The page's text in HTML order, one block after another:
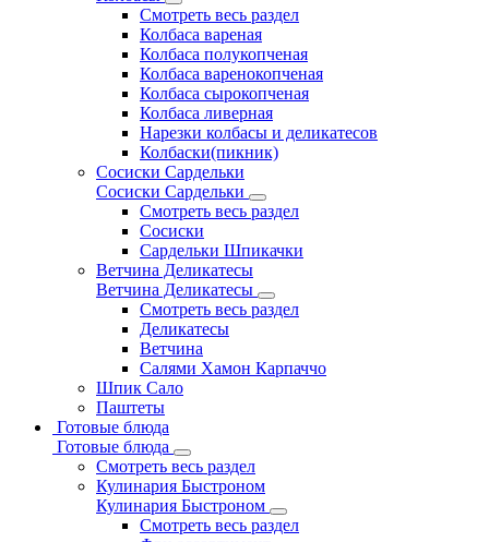
Смотреть весь раздел
Колбаса вареная
Колбаса полукопченая
Колбаса варенокопченая
Колбаса сырокопченая
Колбаса ливерная
Нарезки колбасы и деликатесов
Колбаски(пикник)
Сосиски Сардельки
Сосиски Сардельки
Смотреть весь раздел
Сосиски
Сардельки Шпикачки
Ветчина Деликатесы
Ветчина Деликатесы
Смотреть весь раздел
Деликатесы
Ветчина
Салями Хамон Карпаччо
Шпик Сало
Паштеты
Готовые блюда
Готовые блюда
Смотреть весь раздел
Кулинария Быстроном
Кулинария Быстроном
Смотреть весь раздел